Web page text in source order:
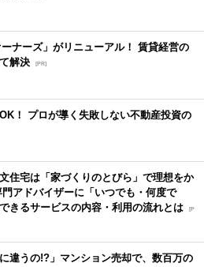
ーナーズ」がリニューアル！ 賃貸経営の
解決 [PR]
！ プロが導く失敗しない不動産投資の
住宅は「家づくりのとびら」で理想をか
アドバイザーに「いつでも・何度で
きるサービスの内容・利用の流れとは [P
に違うの!?」マンション売却で、数百万の